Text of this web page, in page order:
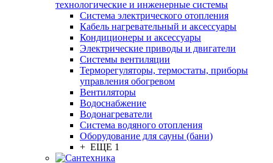
технологические и инженерные системы
Система электрического отопления
Кабель нагревательный и аксессуары
Кондиционеры и аксессуары
Электрические приводы и двигатели
Системы вентиляции
Терморегуляторы, термостаты, приборы
управления обогревом
Вентиляторы
Водоснабжение
Водонагреватели
Система водяного отопления
Оборудование для сауны (бани)
+ ЕЩЕ 1